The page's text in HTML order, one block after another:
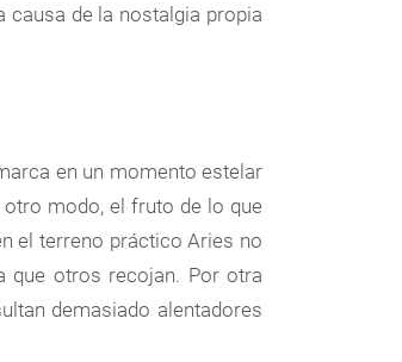
causa de la nostalgia propia
en un momento estelar
modo, el fruto de lo que
el terreno práctico Aries no
que otros recojan. Por otra
demasiado alentadores